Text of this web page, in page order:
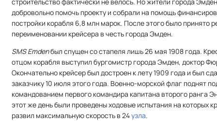
строительство фактически не велось. Но жители города
добровольно помочь проекту и собрали на помощь
постройки корабля 6,8 млн марок. После этого было принято
переименовании крейсера в честь города Эмден.
SMS Emdenбыл спущен со стапеля лишь 26 мая 1908 года.
отцом корабля выступил бургомистр города Эмден, доктор
Окончательно крейсер был достроен к лету 1909 года и был
заказчику 10 июля этого года. Военно-морской флаг поднят
командованием первого командира капитана второго ранга
этот же день были проведены ходовые испытания на которых
развил максимальную скорость в 24узла.